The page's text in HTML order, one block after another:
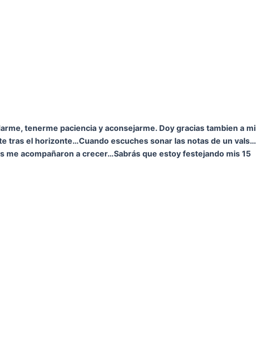
tenerme paciencia y aconsejarme. Doy gracias tambien a mi
tras el horizonte…Cuando escuches sonar las notas de un vals…
me acompañaron a crecer…Sabrás que estoy festejando mis 15